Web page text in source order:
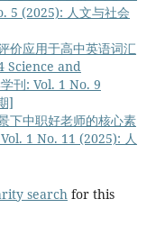
5 (2025): 人文与社会
价应用于高中英语词汇
Science and
刊: Vol. 1 No. 9
]
下中职好老师的核心素
1 No. 11 (2025): 人
searchfor this